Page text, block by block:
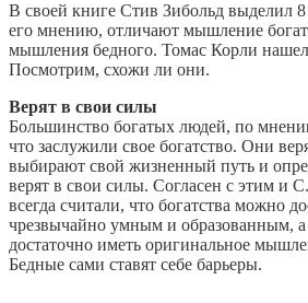
В своей книге Стив Зибольд выделил
его мнению, отличают мышление
мышления бедного. Томас Корли
Посмотрим, схожи ли они.
Верят в свои силы
Большинство богатых людей, по
что заслужили свое богатство. Они
выбирают свой жизненный путь и
верят в свои силы. Согласен с этим и
всегда считали, что богатства можно
чрезвычайно умным и образованным, а
достаточно иметь оригинальное
Бедные сами ставят себе барьеры.